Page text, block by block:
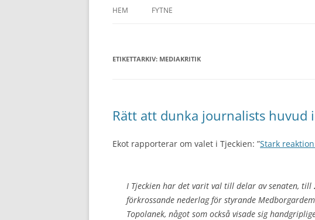
HEM FYTNE
ETIKETTARKIV: MEDIAKRITIK
Rätt att dunka journalists huvud
Ekot rapporterar om valet i Tjeckien: ”Stark
I Tjeckien har det varit val till delar av senaten, till
förkrossande nederlag för styrande
Topolanek, något som också visade sig